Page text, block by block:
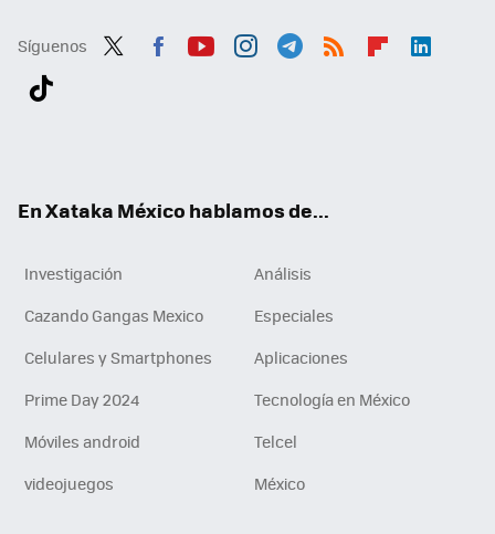
Síguenos
En Xataka México hablamos de...
Investigación
Análisis
Cazando Gangas Mexico
Especiales
Celulares y Smartphones
Aplicaciones
Prime Day 2024
Tecnología en México
Móviles android
Telcel
videojuegos
México